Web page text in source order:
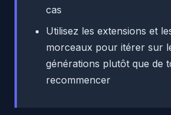
cas
Utilisez les extensions et
morceaux pour itérer sur
générations plutôt que de
recommencer